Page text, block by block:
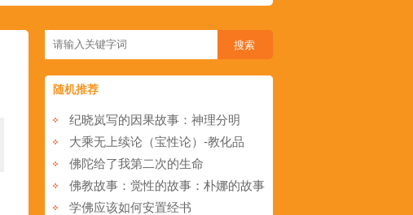
随机推荐
纪晓岚写的因果故事：神理分明
大乘无上续论（宝性论）-教化品
佛陀给了我第二次的生命
佛教故事：觉性的故事：朴娜的故事
学佛应该如何安置经书